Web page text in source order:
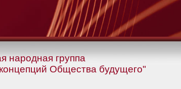
народная группа
Общества будущего"